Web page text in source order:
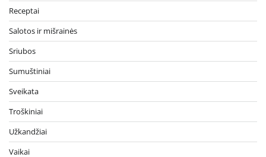
Receptai
Salotos ir mišrainės
Sriubos
Sumuštiniai
Sveikata
Troškiniai
Užkandžiai
Vaikai